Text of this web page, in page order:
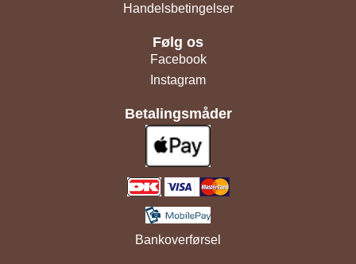
Handelsbetingelser
Følg os
Facebook
Instagram
Betalingsmåder
Bankoverførsel